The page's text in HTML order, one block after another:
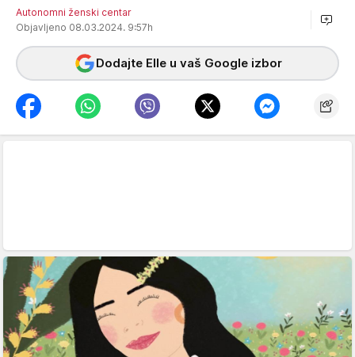
Autonomni ženski centar
Objavljeno 08.03.2024. 9:57h
Dodajte Elle u vaš Google izbor